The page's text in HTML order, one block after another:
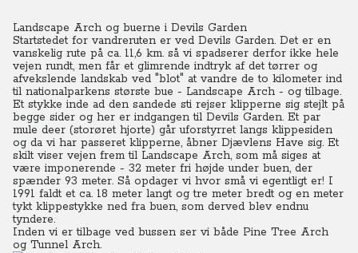
Landscape Arch og buerne i Devils Garden
Startstedet for vandreruten er ved Devils Garden. Det er en
vanskelig rute på ca. 11,6 km. så vi spadserer derfor ikke hele
vejen rundt, men får et glimrende indtryk af det tørrer og
afvekslende landskab ved "blot" at vandre de to kilometer ind
til nationalparkens største bue - Landscape Arch - og tilbage.
Et stykke inde ad den sandede sti rejser klipperne sig stejlt på
begge sider og her er indgangen til Devils Garden. Et par
mule deer (storøret hjorte) går uforstyrret langs klippesiden
og da vi har passeret klipperne, åbner Djævlens Have sig. Et
skilt viser vejen frem til Landscape Arch, som må siges at
være imponerende - 32 meter fri højde under buen, der
spænder 93 meter. Så opdager vi hvor små vi egentligt er! I
1991 faldt et ca. 18 meter langt og tre meter bredt og en meter
tykt klippestykke ned fra buen, som derved blev endnu
tyndere.
Inden vi er tilbage ved bussen ser vi både Pine Tree Arch
og Tunnel Arch.